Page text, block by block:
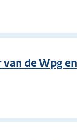
de Wpg en